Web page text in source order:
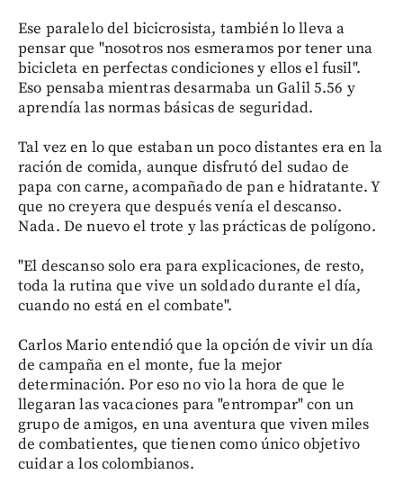
Ese paralelo del bicicrosista, también lo lleva a
pensar que "nosotros nos esmeramos por tener una
bicicleta en perfectas condiciones y ellos el fusil".
Eso pensaba mientras desarmaba un Galil 5.56 y
aprendía las normas básicas de seguridad.
Tal vez en lo que estaban un poco distantes era en la
ración de comida, aunque disfrutó del sudao de
papa con carne, acompañado de pan e hidratante. Y
que no creyera que después venía el descanso.
Nada. De nuevo el trote y las prácticas de polígono.
"El descanso solo era para explicaciones, de resto,
toda la rutina que vive un soldado durante el día,
cuando no está en el combate".
Carlos Mario entendió que la opción de vivir un día
de campaña en el monte, fue la mejor
determinación. Por eso no vio la hora de que le
llegaran las vacaciones para "entrompar" con un
grupo de amigos, en una aventura que viven miles
de combatientes, que tienen como único objetivo
cuidar a los colombianos.